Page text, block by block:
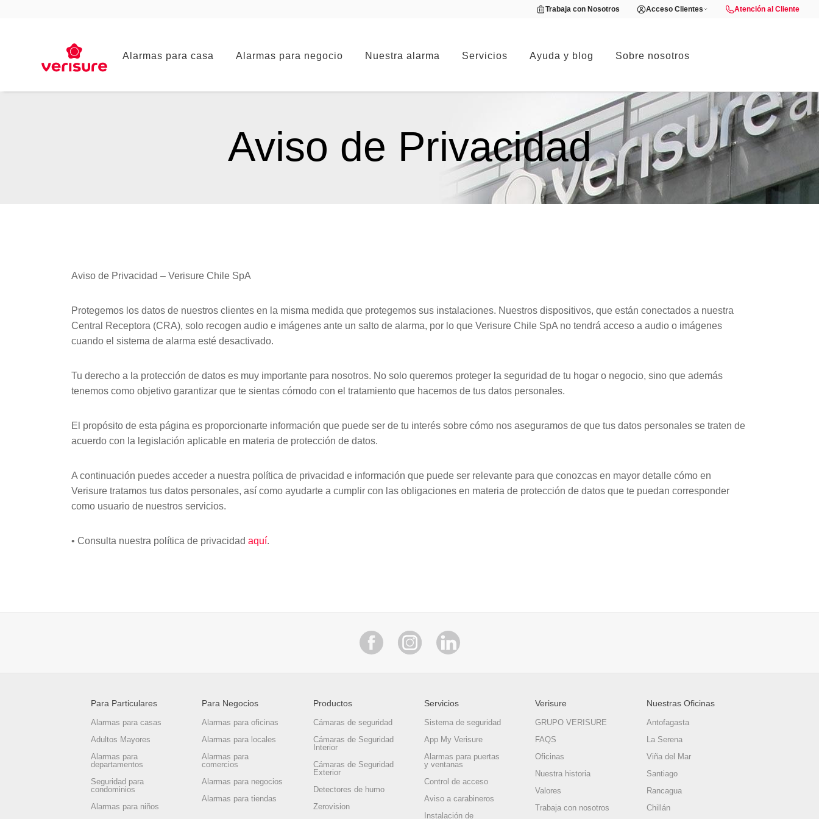
Trabaja con Nosotros Acceso Clientes Atención al Cliente
navigation
Alarmas para casa Alarmas para negocio Nuestra alarma Servicios Ayuda y blog Sobre nosotros
Aviso de Privacidad
Aviso de Privacidad – Verisure Chile SpA
Protegemos los datos de nuestros clientes en la misma medida que protegemos sus instalaciones. Nuestros dispositivos, que están conectados a nuestra
Central Receptora (CRA), solo recogen audio e imágenes ante un salto de alarma, por lo que Verisure Chile SpA no tendrá acceso a audio o imágenes
cuando el sistema de alarma esté desactivado.
Tu derecho a la protección de datos es muy importante para nosotros. No solo queremos proteger la seguridad de tu hogar o negocio, sino que además
tenemos como objetivo garantizar que te sientas cómodo con el tratamiento que hacemos de tus datos personales.
El propósito de esta página es proporcionarte información que puede ser de tu interés sobre cómo nos aseguramos de que tus datos personales se traten de
acuerdo con la legislación aplicable en materia de protección de datos.
A continuación puedes acceder a nuestra política de privacidad e información que puede ser relevante para que conozcas en mayor detalle cómo en
Verisure tratamos tus datos personales, así como ayudarte a cumplir con las obligaciones en materia de protección de datos que te puedan corresponder
como usuario de nuestros servicios.
• Consulta nuestra política de privacidad aquí.
Para Particulares
Alarmas para casas
Adultos Mayores
Alarmas para
departamentos
Seguridad para
condominios
Alarmas para niños
Para Negocios
Alarmas para oficinas
Alarmas para locales
Alarmas para
comercios
Alarmas para negocios
Alarmas para tiendas
Productos
Cámaras de seguridad
Cámaras de Seguridad
Interior
Cámaras de Seguridad
Exterior
Detectores de humo
Zerovision
Servicios
Sistema de seguridad
App My Verisure
Alarmas para puertas
y ventanas
Control de acceso
Aviso a carabineros
Instalación de
Verisure
GRUPO VERISURE
FAQS
Oficinas
Nuestra historia
Valores
Trabaja con nosotros
Nuestras Oficinas
Antofagasta
La Serena
Viña del Mar
Santiago
Rancagua
Chillán